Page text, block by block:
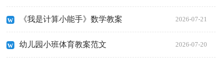
《我是计算小能手》数学教案 2026-07-21
幼儿园小班体育教案范文 2026-07-20